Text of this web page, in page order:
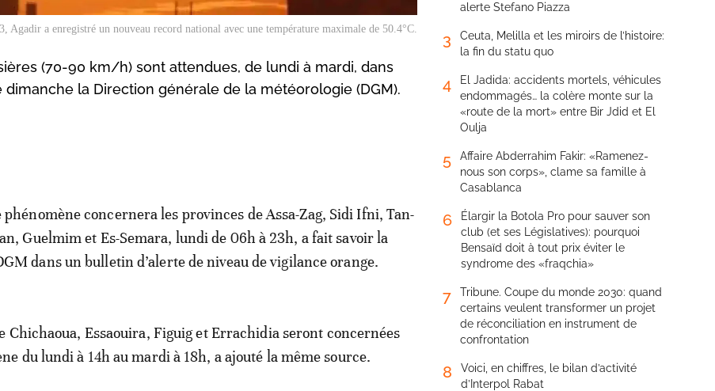
Agadir a enregistré un nouveau record national avec une température maximale de 50.4°C.
(70-90 km/h) sont attendues, de lundi à mardi, dans
la Direction générale de la météorologie (DGM).
phénomène concernera les provinces de Assa-Zag, Sidi Ifni, Tan-
Guelmim et Es-Semara, lundi de 06h à 23h, a fait savoir la
dans un bulletin d’alerte de niveau de vigilance orange.
Chichaoua, Essaouira, Figuig et Errachidia seront concernées
du lundi à 14h au mardi à 18h, a ajouté la même source.
alerte Stefano Piazza
3
Ceuta, Melilla et les miroirs de l’histoire:
la fin du statu quo
4
El Jadida: accidents mortels, véhicules
endommagés… la colère monte sur la
«route de la mort» entre Bir Jdid et El
Oulja
5
Affaire Abderrahim Fakir: «Ramenez-
nous son corps», clame sa famille à
Casablanca
6
Élargir la Botola Pro pour sauver son
club (et ses Législatives): pourquoi
Bensaïd doit à tout prix éviter le
syndrome des «fraqchia»
7
Tribune. Coupe du monde 2030: quand
certains veulent transformer un projet
de réconciliation en instrument de
confrontation
8
Voici, en chiffres, le bilan d’activité
d’Interpol Rabat